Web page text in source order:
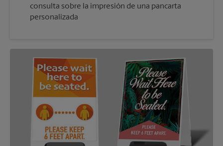
consulta sobre la impresión de una pancarta
personalizada